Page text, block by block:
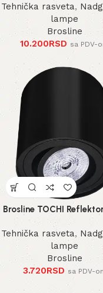
Tehnička rasveta,
lampe
Brosline
10.200RSD sa PDV-
Brosline TOCHI
Tehnička rasveta,
lampe
Brosline
3.720RSD sa PDV-